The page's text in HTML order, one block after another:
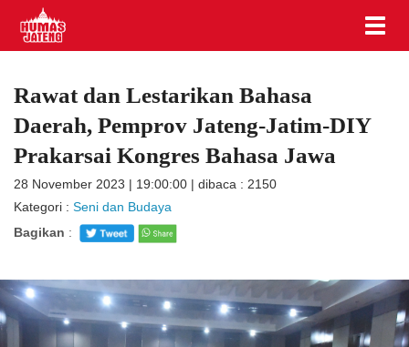
Rawat dan Lestarikan Bahasa
Daerah, Pemprov Jateng-Jatim-DIY
Prakarsai Kongres Bahasa Jawa
28 November 2023 | 19:00:00 | dibaca : 2150
Kategori : Seni dan Budaya
Bagikan :